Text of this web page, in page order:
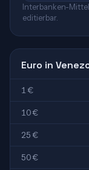
Interbanken-
editierbar.
Euro in
1 €
10 €
25 €
50 €